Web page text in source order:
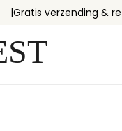
Gratis verzending &